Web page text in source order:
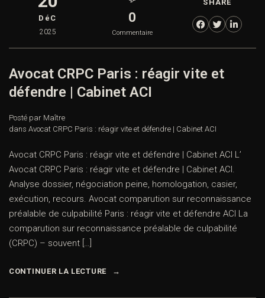
DéC
2025
0
Commentaire
SHARE
Avocat CRPC Paris : réagir vite et
défendre | Cabinet ACI
Posté par Maître
dans Avocat CRPC Paris : réagir vite et défendre | Cabinet ACI
Avocat CRPC Paris : réagir vite et défendre | Cabinet ACI L’
Avocat CRPC Paris : réagir vite et défendre | Cabinet ACI.
Analyse dossier, négociation peine, homologation, casier,
exécution, recours. Avocat comparution sur reconnaissance
préalable de culpabilité Paris : réagir vite et défendre ACI La
comparution sur reconnaissance préalable de culpabilité
(CRPC) – souvent […]
CONTINUER LA LECTURE